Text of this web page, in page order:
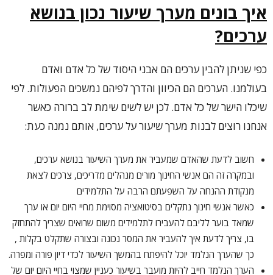
איך בונים מערך שיעור נכון בנושא
ערכים?
כפי שניתן להבין ערכים הם אבני היסוד של כל אדם ואדם
בעולמנו. הערכים הם הכיוון והדרך לפיהם נמשכים הפעולות. לפי
שיכלו הישר של כל אדם. לכן יש לשים שימת לב ברורה כאשר
אנחנו רוצים לבנות מערך שיעור על ערכים, אותם נמנה כעת:
חשוב לדעת שהאדם שמעביר את מערך השיעור בנושא ערכים,
ובמקרה זה הם אנשי החינוך מורים מנהלים מדריכים, צרכים לצאת
מנקודת ההנחה על השפעתם הרבה על התלמידים
כאשר אנשי חינוך נתקלים בסיטואציה מסוימת מחיי היום יום או ערך
שמאד בוער לליבם להעבירו לתלמידים משום שרואים שצריך להתחזק
בו, צריך לדעת איך להעביר את המסר נכונה ובצורה שתקלט בקלות ,
כך שהערך הנלמד יוכל להיפתח בהמשך השיעור לכדי דיון פורה ומפרה.
הערך הנלמד חייב להיות מועבר בשיעור כעניין שמצוי בחיי היום יום של